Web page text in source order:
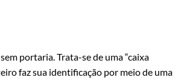
portaria. Trata-se de uma “caixa
faz sua identificação por meio de uma